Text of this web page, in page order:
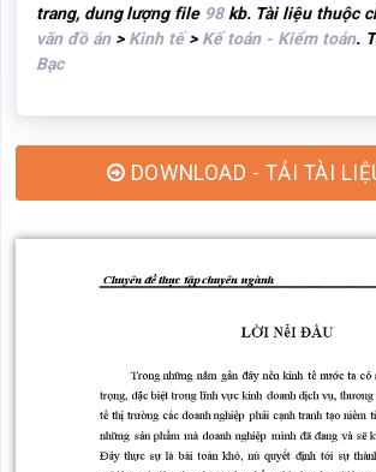
trang, dung lượng file 98kb. Tài liệu thuộc
văn đồ án> Kinh tế> Kế toán - Kiểm toán.
Bạc
DOWNLOAD - TẢI TÀI